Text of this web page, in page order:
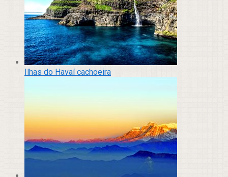
Ilhas do Havaí cachoeira